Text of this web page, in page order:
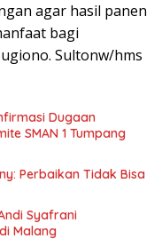
agar hasil panen
bagi
Sultonw/hms
Dugaan
SMAN 1 Tumpang
Perbaikan Tidak Bisa
Syafrani
Malang